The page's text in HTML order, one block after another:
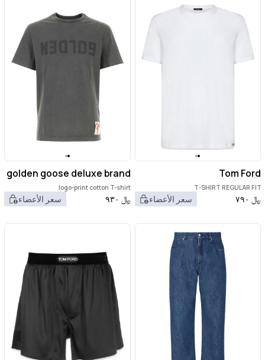
Tom Ford
T-SHIRT REGULAR FIT
﷼ ٧٩٠ سعر الأعضاء
golden goose deluxe brand
logo-print cotton T-shirt
﷼ ٩٣٠ سعر الأعضاء